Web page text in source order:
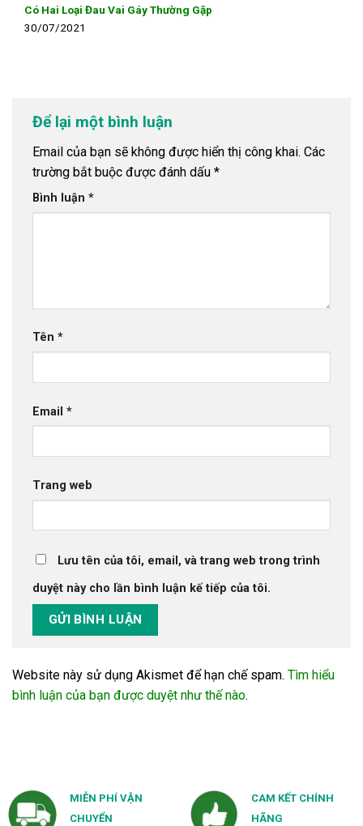
Có Hai Loại Đau Vai Gáy Thường Gặp
30/07/2021
Để lại một bình luận
Email của bạn sẽ không được hiển thị công khai. Các
trường bắt buộc được đánh dấu *
Bình luận *
Tên *
Email *
Trang web
Lưu tên của tôi, email, và trang web trong trình
duyệt này cho lần bình luận kế tiếp của tôi.
Website này sử dụng Akismet để hạn chế spam. Tìm hiểu
bình luận của bạn được duyệt như thế nào.
MIỄN PHÍ VẬN
CHUYỂN
CAM KẾT CHÍNH
HÃNG